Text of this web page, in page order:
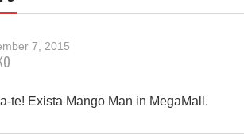
7, 2015
te! Exista Mango Man in MegaMall.